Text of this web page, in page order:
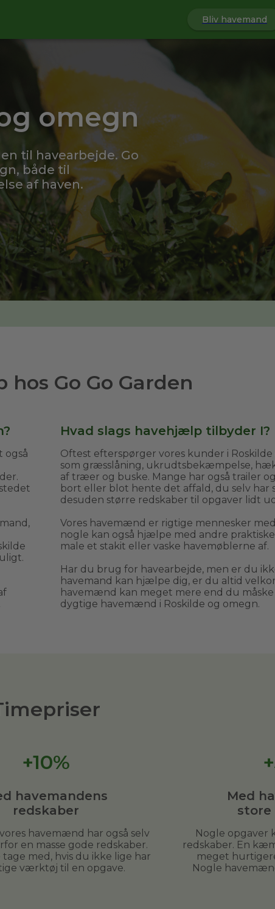
Bliv havemand
omegn
til havearbejde. Go
både til
af haven.
Go Go Garden
også
Hvad slags havehjælp tilbyder I?
Oftest efterspørger vores kunder i
som græsslåning, ukrudtsbekæmpelse,
af træer og buske. Mange har også trailer
bort eller blot hente det affald, du selv har
desuden større redskaber til opgaver lidt
Vores havemænd er rigtige mennesker
nogle kan også hjælpe med andre praktiske
male et stakit eller vaske havemøblerne af.
Har du brug for havearbejde, men er du
havemand kan hjælpe dig, er du altid
havemænd kan meget mere end du
dygtige havemænd i Roskilde og omegn.
+10%
havemandens
redskaber
havemænd har også selv
en masse gode redskaber.
tage med, hvis du ikke lige har
værktøj til en opgave.
Med
store
Nogle opgaver
redskaber. En
meget
Nogle